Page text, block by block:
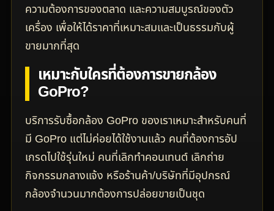
ความต้องการของตลาด และความสมบูรณ์ของตัว
เครื่อง เพื่อให้ได้ราคาที่เหมาะสมและเป็นธรรมกับผู้
ขายมากที่สุด
เหมาะกับใครที่ต้องการขายกล้อง
GoPro?
บริการรับซื้อกล้อง GoPro ของเราเหมาะสำหรับคนที่
มี GoPro แต่ไม่ค่อยได้ใช้งานแล้ว คนที่ต้องการอัป
เกรดไปใช้รุ่นใหม่ คนที่เลิกทำคอนเทนต์ เลิกถ่าย
กิจกรรมกลางแจ้ง หรือร้านค้า/บริษัทที่มีอุปกรณ์
กล้องจำนวนมากต้องการปล่อยขายเป็นชุด